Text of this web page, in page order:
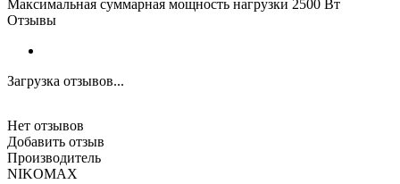
Максимальная суммарная мощность нагрузки 2500 Вт
Отзывы
Загрузка отзывов...
Нет отзывов
Добавить отзыв
Производитель
NIKOMAX